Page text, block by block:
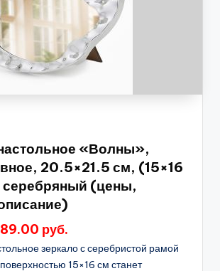
«Волны»,
20.5×21.5 см, (15×16
серебряный (цены,
руб.
зеркало с серебристой рамой
15×16 см станет